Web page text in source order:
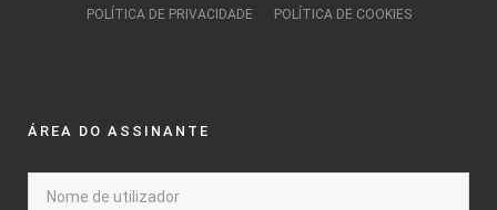
POLÍTICA DE PRIVACIDADE POLÍTICA DE COOKIES
ÁREA DO ASSINANTE